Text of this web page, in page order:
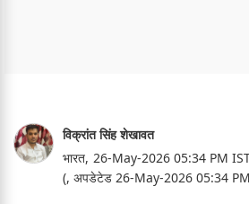
विक्रांत सिंह शेखावत
भारत, 26-May-2026 05:34 PM
(, अपडेटेड 26-May-2026 05:34